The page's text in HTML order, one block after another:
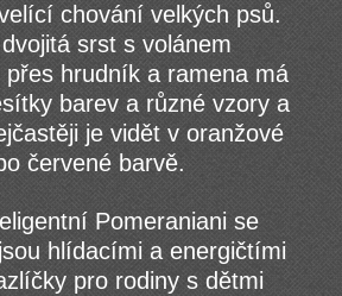
chování velkých psů.
srst s volánem
hrudník a ramena má
barev a různé vzory a
je vidět v oranžové
červené barvě.
Pomeraniani se
hlídacími a energičtími
pro rodiny s dětmi